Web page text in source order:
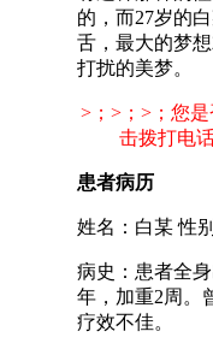
的，而27岁的
舌，最大的梦
打扰的美梦。
>；>；>；您
击拨打电
患者病历
姓名：白某 性
病史：患者全
年，加重2周。
疗效不佳。